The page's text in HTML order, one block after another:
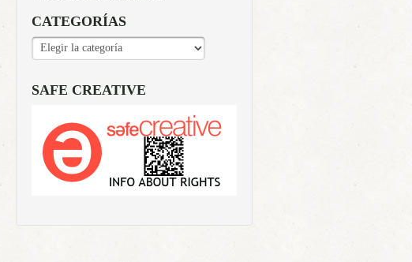
CATEGORÍAS
CATEGORÍAS
SAFE CREATIVE